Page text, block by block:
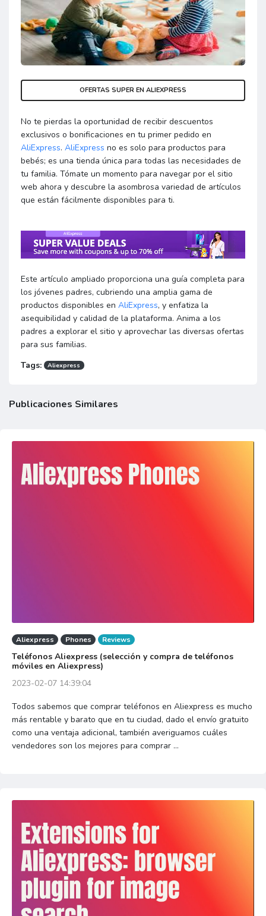
OFERTAS SUPER EN ALIEXPRESS
No te pierdas la oportunidad de recibir descuentos
exclusivos o bonificaciones en tu primer pedido en
AliExpress. AliExpress no es solo para productos para
bebés; es una tienda única para todas las necesidades de
tu familia. Tómate un momento para navegar por el sitio
web ahora y descubre la asombrosa variedad de artículos
que están fácilmente disponibles para ti.
Este artículo ampliado proporciona una guía completa para
los jóvenes padres, cubriendo una amplia gama de
productos disponibles en AliExpress, y enfatiza la
asequibilidad y calidad de la plataforma. Anima a los
padres a explorar el sitio y aprovechar las diversas ofertas
para sus familias.
Tags:
Aliexpress
Publicaciones Similares
Aliexpress Phones Reviews
Teléfonos Aliexpress (selección y compra de teléfonos
móviles en Aliexpress)
2023-02-07 14:39:04
Todos sabemos que comprar teléfonos en Aliexpress es mucho
más rentable y barato que en tu ciudad, dado el envío gratuito
como una ventaja adicional, también averiguamos cuáles
vendedores son los mejores para comprar ...